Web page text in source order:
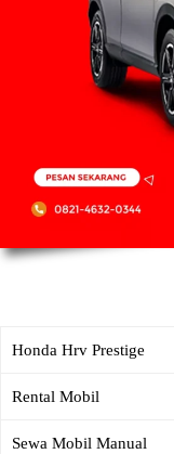
Honda Hrv Prestige
Rental Mobil
Sewa Mobil Manual